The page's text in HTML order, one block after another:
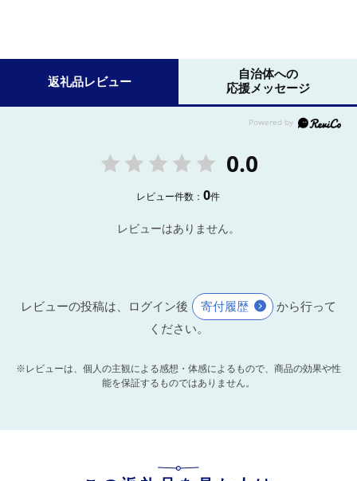
返礼品レビュー
自治体への
応援メッセージ
0.0
レビュー件数：0件
レビューはありません。
レビューの投稿は、ログイン後 寄付履歴
から行って
ください。
※レビューは、個人の主観による感想・体感によるもので、商品の効果や性
能を保証するものではありません。